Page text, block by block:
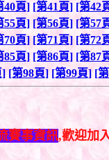
40頁] [第41頁] [第42
55頁] [第56頁] [第57
70頁] [第71頁] [第72
85頁] [第86頁] [第87
] [第98頁] [第99頁] [
賽事資訊,歡迎加